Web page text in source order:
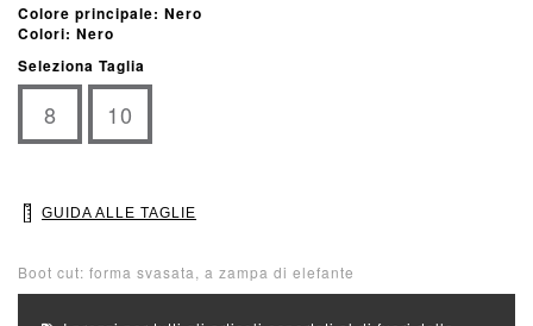
Colore principale: Nero
Colori: Nero
Seleziona Taglia
8 10
GUIDA ALLE TAGLIE
Boot cut: forma svasata, a zampa di elefante